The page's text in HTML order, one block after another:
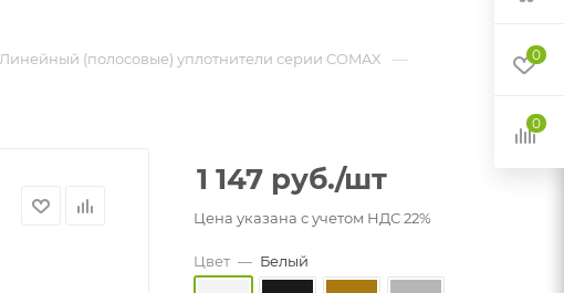
Линейный (полосовые) уплотнители серии COMAX —
1 147 руб./шт
Цена указана с учетом НДС 22%
Цвет — Белый
0
0